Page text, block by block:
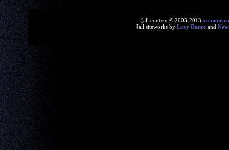
[all content © 2003-2013 xe-
[all siteworks by Lexy Danceand